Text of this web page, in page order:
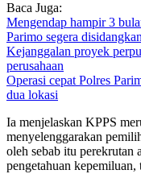
Baca Juga:
Mengendap hampir 3
Parimo segera disidangkan
Kejanggalan proyek
perusahaan
Operasi cepat Polres
dua lokasi
Ia menjelaskan KPPS
menyelenggarakan
oleh sebab itu perekrutan
pengetahuan kepemiluan,